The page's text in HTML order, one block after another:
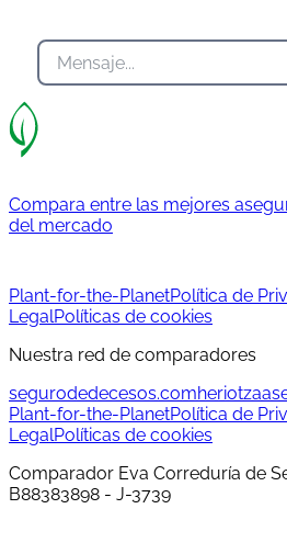
Compara entre las mejores
del mercado
Plant-for-the-PlanetPolítica de
LegalPolíticas de cookies
Nuestra red de comparadores
segurodedecesos.com
Plant-for-the-PlanetPolítica de
LegalPolíticas de cookies
Comparador Eva Correduría de
B88383898 - J-3739